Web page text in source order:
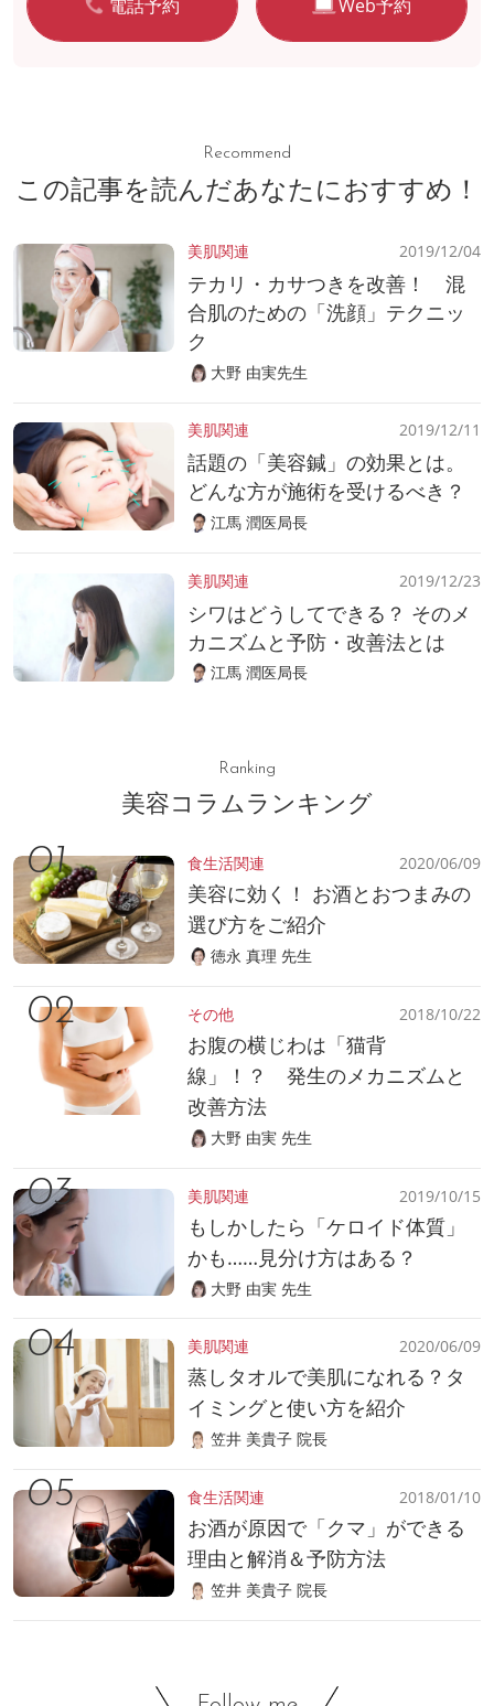
電話予約 Web予約
Recommend
この記事を読んだあなたにおすすめ！
美肌関連 2019/12/04
テカリ・カサつきを改善！ 混
合肌のための「洗顔」テクニッ
ク
大野 由実先生
美肌関連 2019/12/11
話題の「美容鍼」の効果とは。
どんな方が施術を受けるべき？
江馬 潤医局長
美肌関連 2019/12/23
シワはどうしてできる？ そのメ
カニズムと予防・改善法とは
江馬 潤医局長
Ranking
美容コラムランキング
食生活関連 2020/06/09
美容に効く！ お酒とおつまみの
選び方をご紹介
徳永 真理 先生
その他 2018/10/22
お腹の横じわは「猫背
線」！？ 発生のメカニズムと
改善方法
大野 由実 先生
美肌関連 2019/10/15
もしかしたら「ケロイド体質」
かも……見分け方はある？
大野 由実 先生
美肌関連 2020/06/09
蒸しタオルで美肌になれる？タ
イミングと使い方を紹介
笠井 美貴子 院長
食生活関連 2018/01/10
お酒が原因で「クマ」ができる
理由と解消＆予防方法
笠井 美貴子 院長